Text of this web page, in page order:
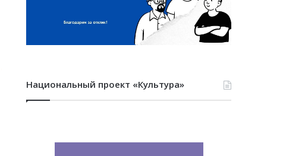
Национальный проект «Культура»